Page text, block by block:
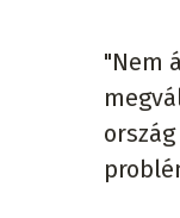
"Nem